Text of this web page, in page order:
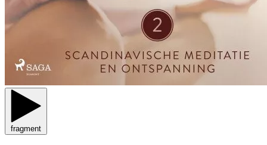
fragment